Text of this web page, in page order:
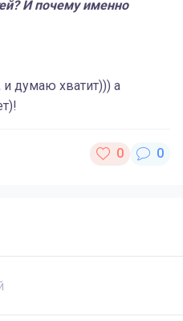
И почему именно
думаю хватит))) а